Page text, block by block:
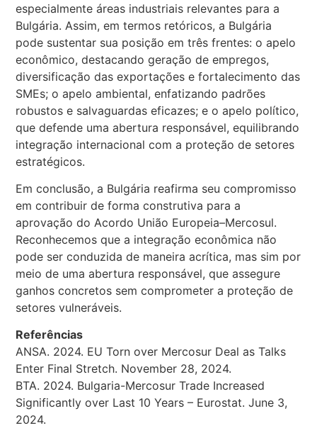
especialmente áreas industriais relevantes para a
Bulgária. Assim, em termos retóricos, a Bulgária
pode sustentar sua posição em três frentes: o apelo
econômico, destacando geração de empregos,
diversificação das exportações e fortalecimento das
SMEs; o apelo ambiental, enfatizando padrões
robustos e salvaguardas eficazes; e o apelo político,
que defende uma abertura responsável, equilibrando
integração internacional com a proteção de setores
estratégicos.
Em conclusão, a Bulgária reafirma seu compromisso
em contribuir de forma construtiva para a
aprovação do Acordo União Europeia–Mercosul.
Reconhecemos que a integração econômica não
pode ser conduzida de maneira acrítica, mas sim por
meio de uma abertura responsável, que assegure
ganhos concretos sem comprometer a proteção de
setores vulneráveis.
Referências
ANSA. 2024. EU Torn over Mercosur Deal as Talks
Enter Final Stretch. November 28, 2024.
BTA. 2024. Bulgaria-Mercosur Trade Increased
Significantly over Last 10 Years – Eurostat. June 3,
2024.